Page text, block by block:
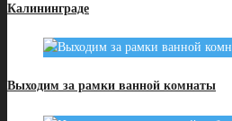
Калининграде
Выходим за рамки ванной комнаты